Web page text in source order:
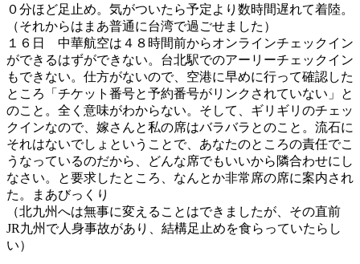
０分ほど足止め。気がついたら予定より数時間遅れて着陸。
（それからはまあ普通に台湾で過ごせました）
１６日 中華航空は４８時間前からオンラインチェックイン
ができるはずができない。台北駅でのアーリーチェックイン
もできない。仕方がないので、空港に早めに行って確認した
ところ「チケット番号と予約番号がリンクされていない」と
のこと。全く意味がわからない。そして、ギリギリのチェッ
クインなので、嫁さんと私の席はバラバラとのこと。流石に
それはないでしょということで、あなたのところの責任でこ
うなっているのだから、どんな席でもいいから隣合わせにし
なさい。と要求したところ、なんとか非常席の席に案内され
た。まあびっくり
（北九州へは無事に変えることはできましたが、その直前
JR九州で人身事故があり、結構足止めを食らっていたらし
い）